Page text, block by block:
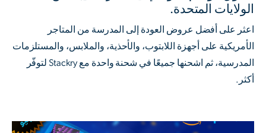
الولايات المتحدة.
اعثر على أفضل عروض العودة إلى المدرسة من المتاجر
الأمريكية على أجهزة اللابتوب، والأحذية، والملابس، والمستلزمات
المدرسية، ثم اشحنها جميعًا في شحنة واحدة مع Stackry لتوفّر
أكثر.